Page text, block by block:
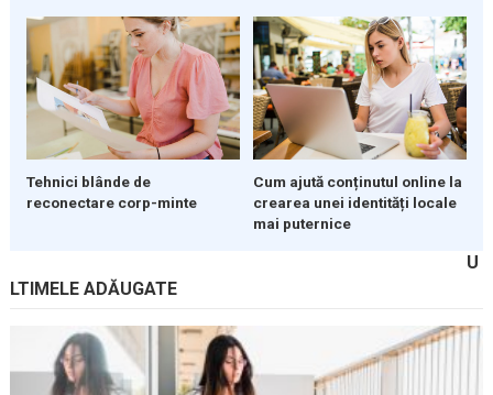
Tehnici blânde de
reconectare corp-minte
Cum ajută conținutul online la
crearea unei identități locale
mai puternice
U
LTIMELE ADĂUGATE